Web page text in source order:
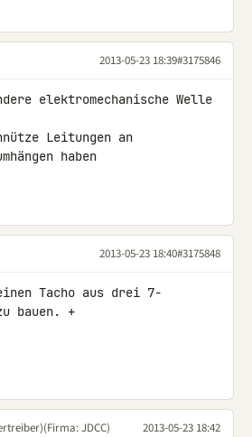
2013-05-23 18:39#3175846
elektromechanische Welle
Leitungen an
haben
2013-05-23 18:40#3175848
Tacho aus drei 7-
bauen. +
(Firma: JDCC)
2013-05-23 18:42